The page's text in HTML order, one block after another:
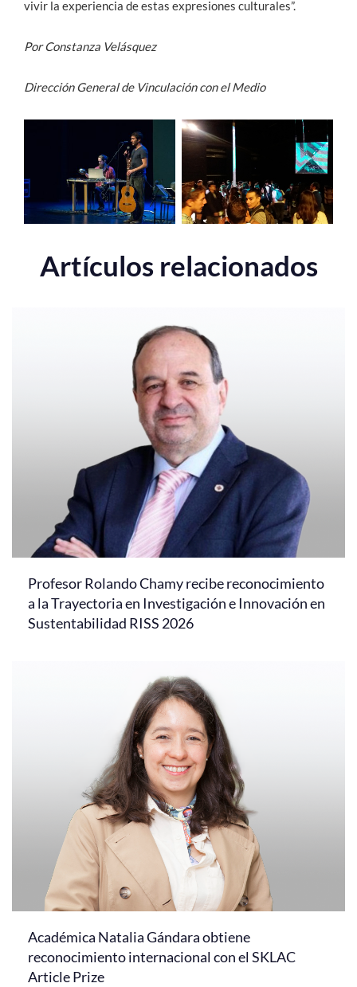
vivir la experiencia de estas expresiones culturales”.
Por Constanza Velásquez
Dirección General de Vinculación con el Medio
Artículos relacionados
Profesor Rolando Chamy recibe reconocimiento
a la Trayectoria en Investigación e Innovación en
Sustentabilidad RISS 2026
Académica Natalia Gándara obtiene
reconocimiento internacional con el SKLAC
Article Prize